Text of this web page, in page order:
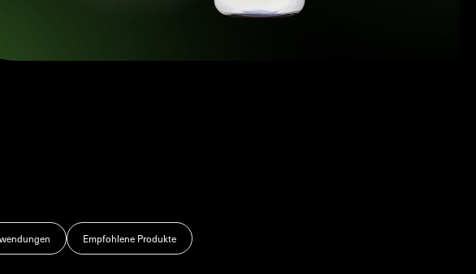
Empfohlene Produkte